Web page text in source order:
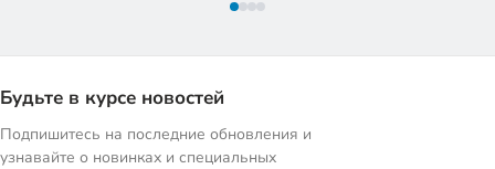
Будьте в курсе новостей
Подпишитесь на последние обновления и
узнавайте о новинках и специальных